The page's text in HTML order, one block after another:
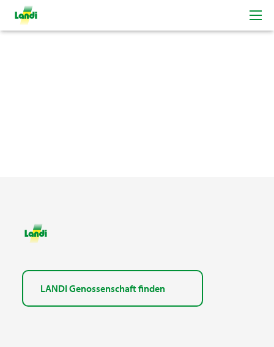
LANDI Genossenschaft finden